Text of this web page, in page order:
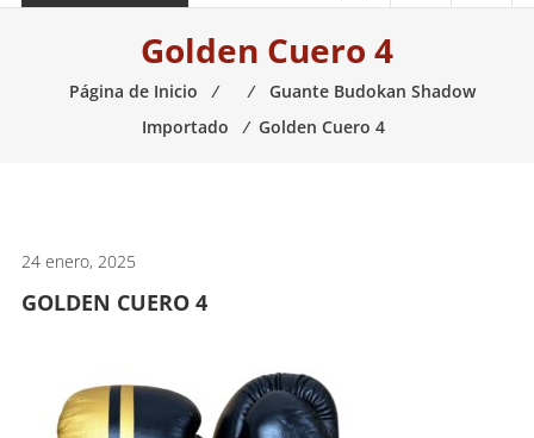
necesario
Golden Cuero 4
Página de Inicio ⁄ ⁄
Guante Budokan Shadow
Importado
⁄ Golden Cuero 4
24 enero, 2025
GOLDEN CUERO 4